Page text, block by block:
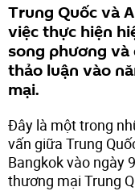
Trung Quốc và
việc thực hiện
song phương
thảo luận vào
mại.
Đây là một trong
vấn giữa Trung
Bangkok vào ngày
thương mại Trung